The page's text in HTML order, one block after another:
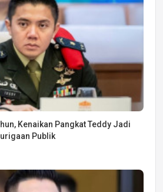
Kenaikan Pangkat Teddy Jadi
Publik